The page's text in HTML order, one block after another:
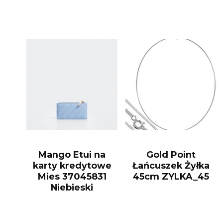
Mango Etui na
karty kredytowe
Mies 37045831
Niebieski
Gold Point
Łańcuszek Żyłka
45cm ZYLKA_45